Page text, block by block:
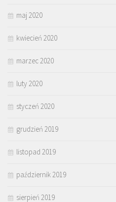
maj 2020
kwiecień 2020
marzec 2020
luty 2020
styczeń 2020
grudzień 2019
listopad 2019
październik 2019
sierpień 2019